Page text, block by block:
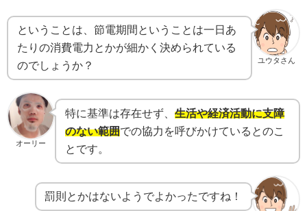
ユウタさん
ということは、節電期間ということは一日あ
たりの消費電力とかが細かく決められている
のでしょうか？
オーリー
特に基準は存在せず、 生活や経済活動に支障
のない範囲での協力を呼びかけているとのこ
とです。
罰則とかはないようでよかったですね！